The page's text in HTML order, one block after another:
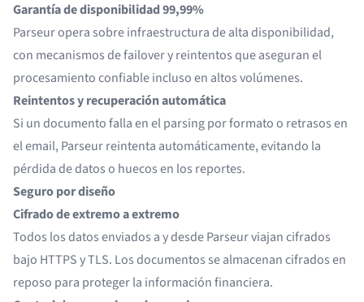
Garantía de disponibilidad 99,99%
Parseur opera sobre infraestructura de alta disponibilidad,
con mecanismos de failover y reintentos que aseguran el
procesamiento confiable incluso en altos volúmenes.
Reintentos y recuperación automática
Si un documento falla en el parsing por formato o retrasos en
el email, Parseur reintenta automáticamente, evitando la
pérdida de datos o huecos en los reportes.
Seguro por diseño
Cifrado de extremo a extremo
Todos los datos enviados a y desde Parseur viajan cifrados
bajo HTTPS y TLS. Los documentos se almacenan cifrados en
reposo para proteger la información financiera.